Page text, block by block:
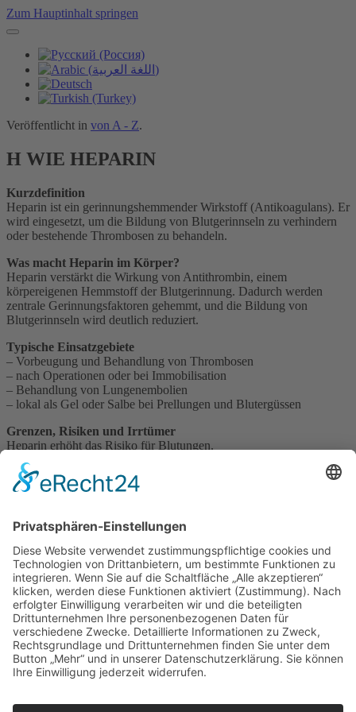
Zum Hauptinhalt springen
Veröffentlicht in von A - Z.
H WIE HEPARIN
Kurzdefinition
Heparin ist ein gerinnungshemmender Wirkstoff (Antikoagulans). Er
wird eingesetzt, um die Bildung von Blutgerinnseln zu verhindern
oder bestehende Thrombosen zu behandeln.
Was macht Heparin im Körper?
Heparin verstärkt die Wirkung von Antithrombin, einem
körpereigenen Hemmstoff der Blutgerinnung. Dadurch werden
zentrale Gerinnungsfaktoren gehemmt, und die Bildung von
Blutgerinnseln wird deutlich reduziert.
Typische Einsatzgebiete
– Vorbeugung und Behandlung von Thrombosen
– nach Operationen oder bei Immobilisation
– Behandlung von Lungenembolien
– lokal als Gel oder Salbe bei Prellungen und Blutergüssen
Grenzen, Risiken und Irrtümer
Heparin erhöht das Risiko für Blutungen.
Ein häufiger Irrtum: Heparin „löst“ bestehende Blutgerinnsel
vollständig auf – tatsächlich verhindert es in erster Linie deren
Wachstum und die Bildung neuer Gerinnsel.
Heparin ist ein zentraler Wirkstoff in der Akut- und Vorsorgetherapie
von Thrombosen. Besonders wichtig ist die richtige Anwendung –
ob als Injektion oder äußerlich – sowie die Einschätzung des
individuellen Blutungsrisikos.
Impressum
Datenschutzerklärung
Sitemap
Login
Apotheken-Bloggen
einetoolboxx-mediaWebsite